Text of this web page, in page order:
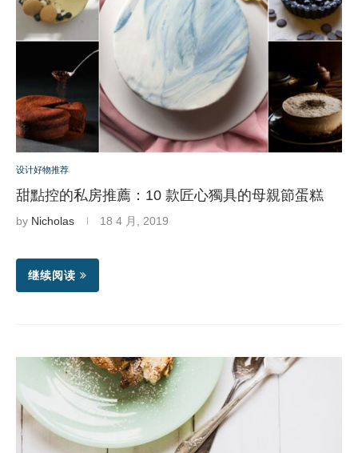
设计好物推荐
甜點控的私房推薦：10 款匠心獨具的母親節蛋糕
by Nicholas 18 4 月, 2019
继续阅读